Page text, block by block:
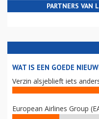
PARTNERS VAN
WAT IS EEN GOEDE
Verzin alsjeblieft iets
European Airlines Group